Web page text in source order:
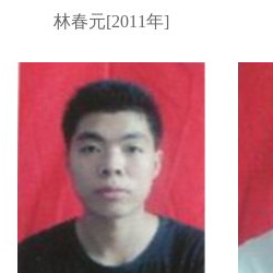
林春元[2011年]